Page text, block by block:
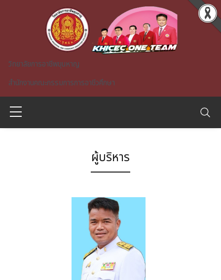
Skip to main content
วิทยาลัยการอาชีพขุนหาญ
สำนักงานคณะกรรมการการอาชีวศึกษา
ผู้บริหาร